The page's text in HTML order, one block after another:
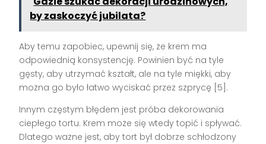
by zaskoczyć jubilata?
Aby temu zapobiec, upewnij się, że krem ma
odpowiednią konsystencję. Powinien być na tyle
gęsty, aby utrzymać kształt, ale na tyle miękki, aby
można go było łatwo wyciskać przez szprycę [5].
Innym częstym błędem jest próba dekorowania
ciepłego tortu. Krem może się wtedy topić i spływać.
Dlatego ważne jest, aby tort był dobrze schłodzony